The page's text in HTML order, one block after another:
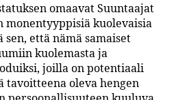
omaavat Suuntaajat
monentyyppisiä kuolevaisia
että nämä samaiset
kuolemasta ja
joilla on potentiaali
tavoitteena oleva hengen